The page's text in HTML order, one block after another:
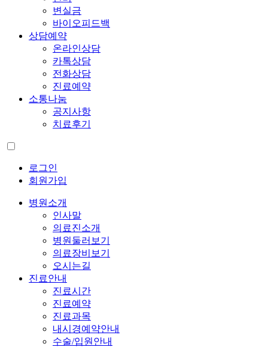
변실금
바이오피드백
상담예약
온라인상담
카톡상담
전화상담
진료예약
소통나눔
공지사항
치료후기
로그인
회원가입
병원소개
인사말
의료진소개
병원둘러보기
의료장비보기
오시는길
진료안내
진료시간
진료예약
진료과목
내시경예약안내
수술/입원안내